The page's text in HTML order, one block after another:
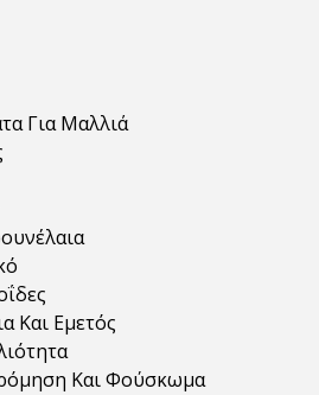
Για Μαλλιά
Και Εμετός
Και Φούσκωμα